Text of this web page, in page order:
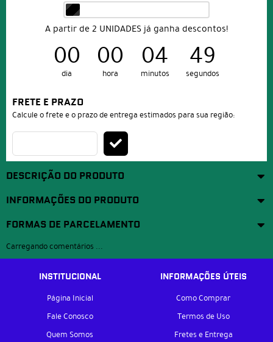
A partir de 2 UNIDADES já ganha descontos!
00
dia
00
hora
04
minutos
49
segundos
FRETE E PRAZO
Calcule o frete e o prazo de entrega estimados para sua região:
DESCRIÇÃO DO PRODUTO
INFORMAÇÕES DO PRODUTO
FORMAS DE PARCELAMENTO
Carregando comentários ...
INSTITUCIONAL
Página Inicial
Fale Conosco
Quem Somos
INFORMAÇÕES ÚTEIS
Como Comprar
Termos de Uso
Fretes e Entrega